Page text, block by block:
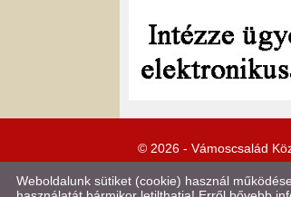
© 2026 - Vámoscsalád
Weboldalunk sütiket (cookie) használ